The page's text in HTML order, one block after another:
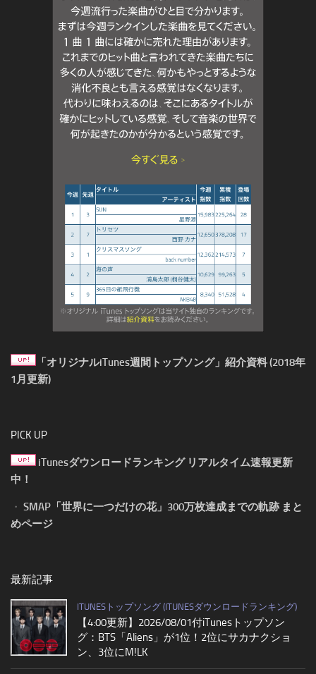
「オリジナルiTunes週間トップソング」紹介資料 (2018年
1月更新)
PICK UP
iTunesダウンロードランキング リアルタイム速報更新
中！
・ SMAP「世界に一つだけの花」300万枚達成までの軌跡 まと
めページ
最新記事
ITUNESトップソング (ITUNESダウンロードランキング)
【4:00更新】2026/08/01付iTunesトップソン
グ：BTS「Aliens」が1位！2位にサカナクショ
ン、3位にM!LK